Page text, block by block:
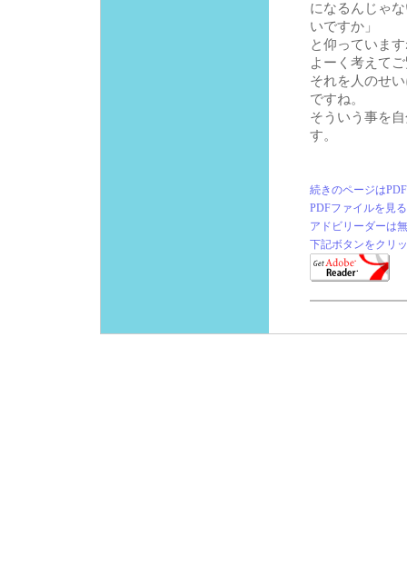
になるんじゃ
いですか」
と仰っていま
よーく考えて
それを人のせ
ですね。
そういう事を
す。
続きのページは
PDFファイルを見
アドビリーダーは
下記ボタンをクリ